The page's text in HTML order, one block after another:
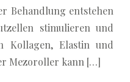
Behandlung entstehen
stimulieren und
Kollagen, Elastin und
Mezoroller kann […]